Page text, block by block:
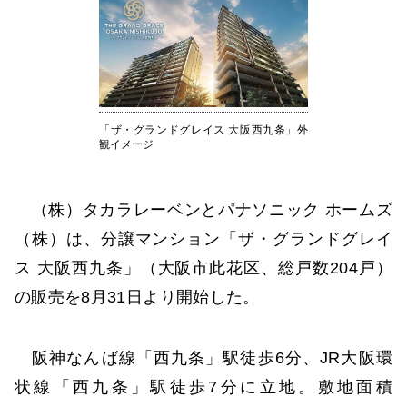
「ザ・グランドグレイス 大阪西九条」外
観イメージ
（株）タカラレーベンとパナソニック ホームズ
（株）は、分譲マンション「ザ・グランドグレイ
ス 大阪西九条」（大阪市此花区、総戸数204戸）
の販売を8月31日より開始した。
阪神なんば線「西九条」駅徒歩6分、JR大阪環
状線「西九条」駅徒歩7分に立地。敷地面積